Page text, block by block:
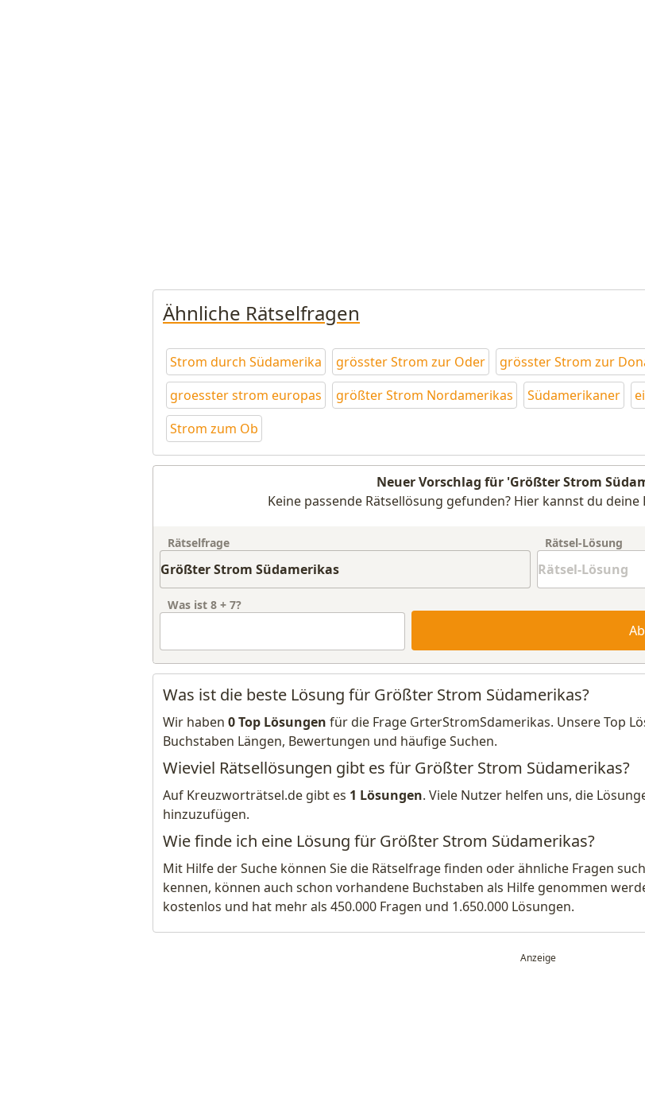
Ähnliche Rätselfragen
Strom durch Südamerika grösster Strom zur Oder grösster Strom zur
groesster strom europas
größter Strom Nordamerikas Südamerikaner
Strom zum Ob
Neuer Vorschlag für 'Größter Strom
Keine passende Rätsellösung gefunden? Hier kannst du
Rätselfrage Rätsel-Lösung
Was ist 8 + 7?
Was ist die beste Lösung für Größter Strom Südamerikas?
Wir haben 0 Top Lösungen für die Frage GrterStromSdamerikas. Unsere Top
Buchstaben Längen, Bewertungen und häufige Suchen.
Wieviel Rätsellösungen gibt es für Größter Strom Südamerikas?
Auf Kreuzworträtsel.de gibt es 1 Lösungen. Viele Nutzer helfen uns, die
hinzuzufügen.
Wie finde ich eine Lösung für Größter Strom Südamerikas?
Mit Hilfe der Suche können Sie die Rätselfrage finden oder ähnliche Fragen
kennen, können auch schon vorhandene Buchstaben als Hilfe genommen
kostenlos und hat mehr als 450.000 Fragen und 1.650.000 Lösungen.